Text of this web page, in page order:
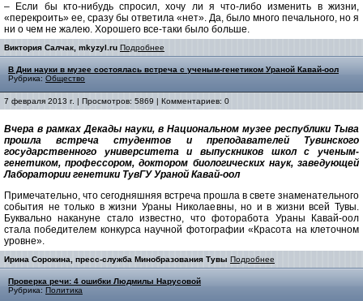
– Если бы кто-нибудь спросил, хочу ли я что-либо изменить в жизни,
«перекроить» ее, сразу бы ответила «нет». Да, было много печального, но я
ни о чем не жалею. Хорошего все-таки было больше.
Виктория Салчак, mkyzyl.ru Подробнее
В Дни науки в музее состоялась встреча с ученым-генетиком Ураной Кавай-оол
Рубрика: Общество
7 февраля 2013 г. | Просмотров: 5869 | Комментариев: 0
Вчера в рамках Декады науки, в Национальном музее республики Тыва
прошла встреча студентов и преподавателей Тувинского
государственного университета и выпускников школ с ученым-
генетиком, профессором, доктором биологических наук, заведующей
Лаборатории генетики ТувГУ Ураной Кавай-оол
Примечательно, что сегодняшняя встреча прошла в свете знаменательного
события не только в жизни Ураны Николаевны, но и в жизни всей Тувы.
Буквально накануне стало известно, что фоторабота Ураны Кавай-оол
стала победителем конкурса научной фотографии «Красота на клеточном
уровне».
Ирина Сорокина, пресс-служба Минобразования Тувы Подробнее
Проверка речи: 4 ошибки Людмилы Нарусовой
Рубрика: Политика